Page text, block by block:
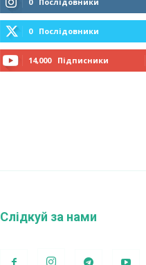
0 Послідовники
14,000 Підписники
Слідкуй за нами